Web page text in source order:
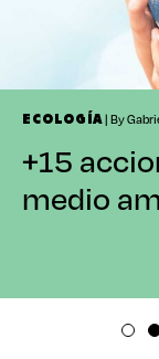
ECOLOGÍA| By
+15
medio